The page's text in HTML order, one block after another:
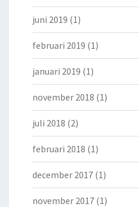
juni 2019 (1)
februari 2019 (1)
januari 2019 (1)
november 2018 (1)
juli 2018 (2)
februari 2018 (1)
december 2017 (1)
november 2017 (1)